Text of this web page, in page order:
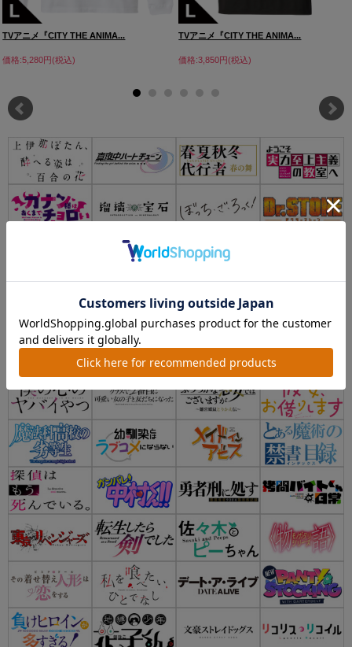
TVアニメ『CITY THE ANIMA...
価格:5,280円(税込)
TVアニメ『CITY THE ANIMA...
価格:3,850円(税込)